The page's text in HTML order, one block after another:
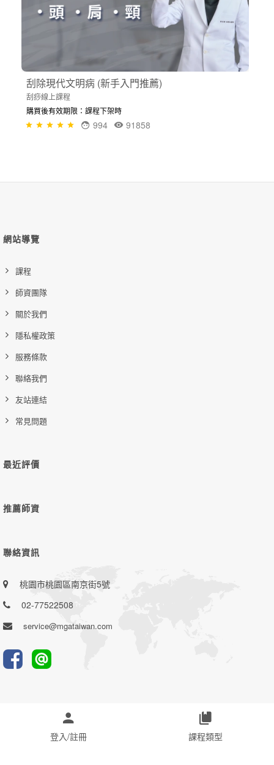
刮除現代文明病 (新手入門推薦)
刮痧線上課程
購買後有效期限：課程下架時
91858
994
網站導覽
課程
師資團隊
關於我們
隱私權政策
服務條款
聯絡我們
友站連結
常見問題
最近評價
推薦師資
聯絡資訊
桃園市桃園區南京街5號
02-77522508
service@mgataiwan.com
登入/註冊 課程類型